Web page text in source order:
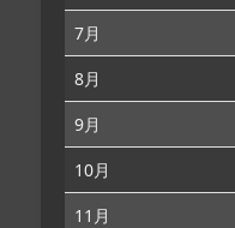
7月
8月
9月
10月
11月